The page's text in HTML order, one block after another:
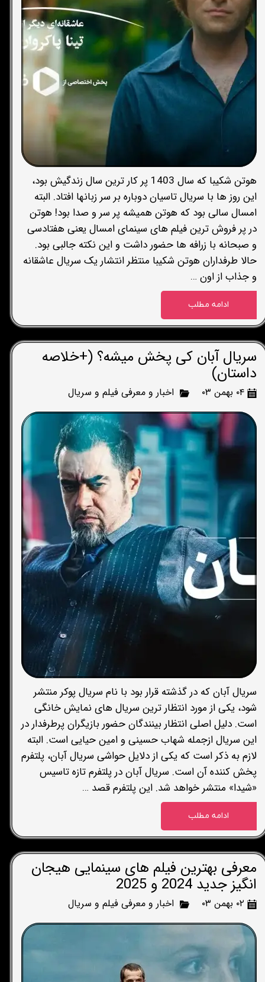
هوتن شکیبا که سال 1403 پر کار ترین سال زندگیش بود،
این روز ها با سریال تاسیان دوباره بر سر زبانها افتاد. البته
امسال سالی بود که هوتن همیشه پر سر و صدا بود! هوتن
در پر فروش ترین فیلم های سینمای امسال یعنی هفتادسی
و صبحانه با زرافه ها حضور داشت و این نکته جالبی بود.
حالا طرفداران هوتن شکیبا منتظر انتشار یک سریال عاشقانه
و جذاب از اون …
ادامه مطلب
سریال آبان کی پخش میشه؟ (+خلاصه
داستان)
۰۴ بهمن ۰۳ اخبار و معرفی فیلم و سریال
سریال آبان که در گذشته قرار بود با نام سریال پوکر منتشر
شود، یکی از مورد انتظار ترین سریال های نمایش خانگی
است. دلیل اصلی انتظار بینندگان حضور بازیگران پرطرفدار در
این سریال ازجمله شهاب حسینی و امین حیایی است. البته
لازم به ذکر است که یکی از دلایل حواشی سریال آبان، پلتفرم
پخش کننده آن است. سریال آبان در پلتفرم تازه تاسیس
«شیدا» منتشر خواهد شد. این پلتفرم قصد …
ادامه مطلب
معرفی بهترین فیلم های سینمایی هیجان
انگیز جدید 2024 و 2025
۰۲ بهمن ۰۳ اخبار و معرفی فیلم و سریال